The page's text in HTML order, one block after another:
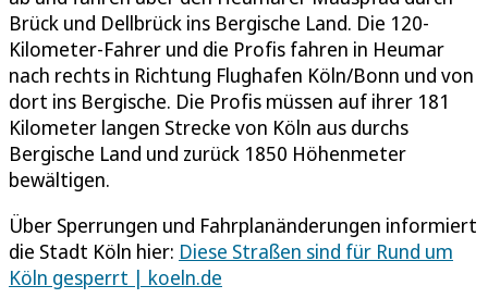
Brück und Dellbrück ins Bergische Land. Die 120-
Kilometer-Fahrer und die Profis fahren in Heumar
nach rechts in Richtung Flughafen Köln/Bonn und von
dort ins Bergische. Die Profis müssen auf ihrer 181
Kilometer langen Strecke von Köln aus durchs
Bergische Land und zurück 1850 Höhenmeter
bewältigen.
Über Sperrungen und Fahrplanänderungen informiert
die Stadt Köln hier: Diese Straßen sind für Rund um
Köln gesperrt | koeln.de